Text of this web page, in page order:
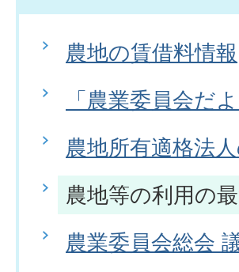
農地の賃借料情報
「農業委員会だ
農地所有適格法
農地等の利用の
農業委員会総会